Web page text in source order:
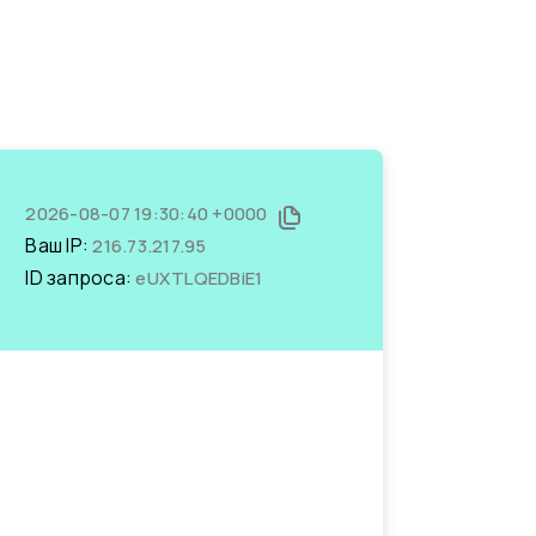
2026-08-07 19:30:40 +0000
Ваш IP:216.73.217.95
ID запроса:eUXTLQEDBiE1